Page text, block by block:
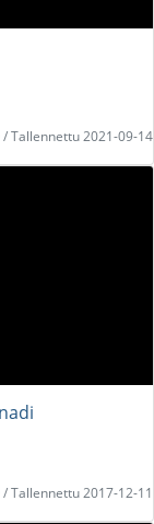
/ Tallennettu 2021-09-14
Tallennettu 2017-12-11